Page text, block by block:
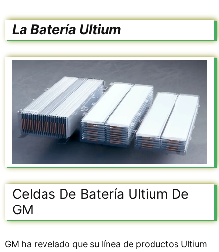
La Batería Ultium
Celdas De Batería Ultium De
GM
GM ha revelado que su línea de productos Ultium